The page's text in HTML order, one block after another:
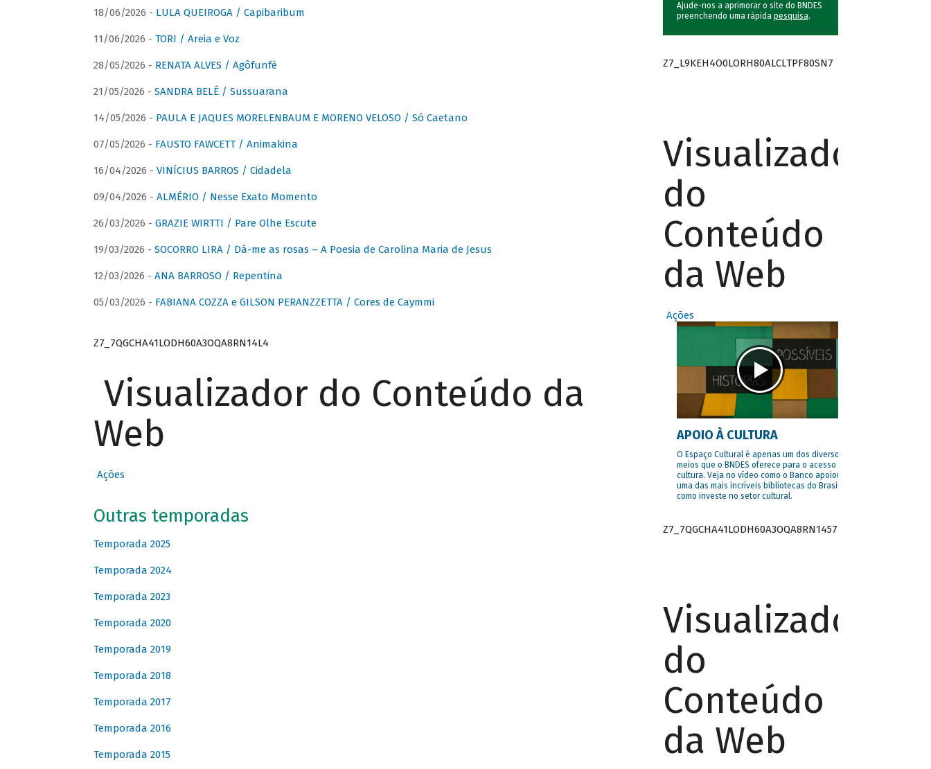
18/06/2026 - LULA QUEIROGA / Capibaribum
11/06/2026 - TORI / Areia e Voz
28/05/2026 - RENATA ALVES / Agôfunfè
21/05/2026 - SANDRA BELÊ / Sussuarana
14/05/2026 - PAULA E JAQUES MORELENBAUM E MORENO VELOSO / Só Caetano
07/05/2026 - FAUSTO FAWCETT / Animakina
16/04/2026 - VINÍCIUS BARROS / Cidadela
09/04/2026 - ALMÉRIO / Nesse Exato Momento
26/03/2026 - GRAZIE WIRTTI / Pare Olhe Escute
19/03/2026 - SOCORRO LIRA / Dá-me as rosas – A Poesia de Carolina Maria de Jesus
12/03/2026 - ANA BARROSO / Repentina
05/03/2026 - FABIANA COZZA e GILSON PERANZZETTA / Cores de Caymmi
Z7_7QGCHA41LODH60A3OQA8RN14L4
Visualizador do Conteúdo da
Web
Ações
Outras temporadas
Temporada 2025
Temporada 2024
Temporada 2023
Temporada 2020
Temporada 2019
Temporada 2018
Temporada 2017
Temporada 2016
Temporada 2015
Ajude-nos a aprimorar o site do BNDES
preenchendo uma rápida pesquisa.
Z7_L9KEH4O0LORH80ALCLTPF80SN7
Visualizador
do
Conteúdo
da Web
Ações
APOIO À CULTURA
O Espaço Cultural é apenas um dos diversos
meios que o BNDES oferece para o acesso à
cultura. Veja no vídeo como o Banco apoiou
uma das mais incríveis bibliotecas do Brasil e
como investe no setor cultural.
Z7_7QGCHA41LODH60A3OQA8RN1457
Visualizador
do
Conteúdo
da Web